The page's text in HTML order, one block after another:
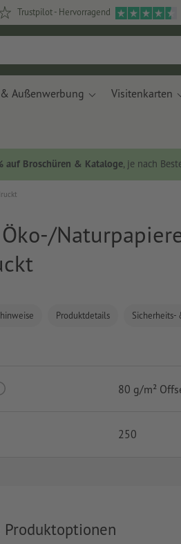
Trustpilot - Hervorragend
Außenwerbung Visitenkarten
auf Broschüren & Kataloge, je nach
Produktdetails
80 g/m²
250
Produktoptionen